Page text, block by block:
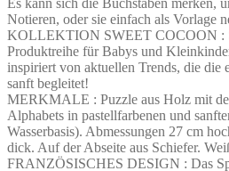
Notieren, oder sie einfach als Vorlage
KOLLEKTION SWEET COCOON :
Produktreihe für Babys und
inspiriert von aktuellen Trends, die die
sanft begleitet!
MERKMALE : Puzzle aus Holz mit
Alphabets in pastellfarbenen und
Wasserbasis). Abmessungen 27 cm
dick. Auf der Abseite aus Schiefer.
FRANZÖSISCHES DESIGN : Das